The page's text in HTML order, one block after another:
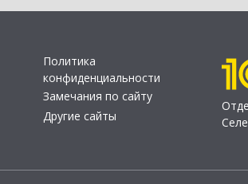
Политика
конфиденциальности
Замечания по сайту
Другие сайты